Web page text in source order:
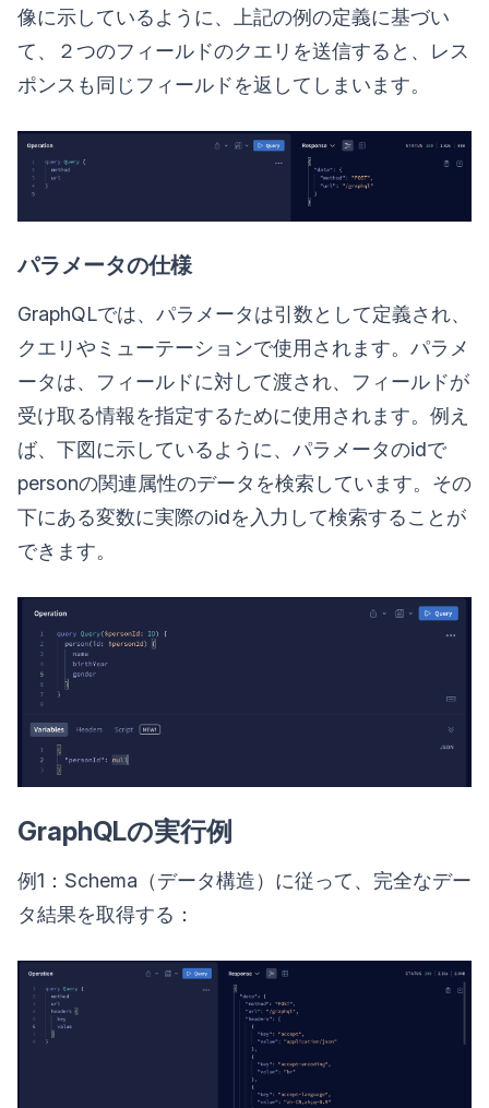
像に示しているように、上記の例の定義に基づい
て、２つのフィールドのクエリを送信すると、レス
ポンスも同じフィールドを返してしまいます。
パラメータの仕様
GraphQLでは、パラメータは引数として定義され、
クエリやミューテーションで使用されます。パラメ
ータは、フィールドに対して渡され、フィールドが
受け取る情報を指定するために使用されます。例え
ば、下図に示しているように、パラメータのidで
personの関連属性のデータを検索しています。その
下にある変数に実際のidを入力して検索することが
できます。
GraphQLの実行例
例1：Schema（データ構造）に従って、完全なデー
タ結果を取得する：